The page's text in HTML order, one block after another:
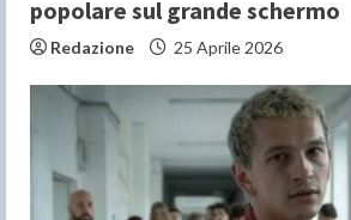
popolare sul grande schermo
Redazione 25 Aprile 2026